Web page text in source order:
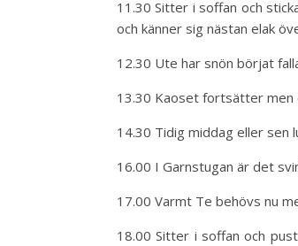
11.30 Sitter i soffan och
och känner sig nästan elak
12.30 Ute har snön börjat
13.30 Kaoset fortsätter men
14.30 Tidig middag eller sen
16.00 I Garnstugan är det
17.00 Varmt Te behövs nu
18.00 Sitter i soffan och